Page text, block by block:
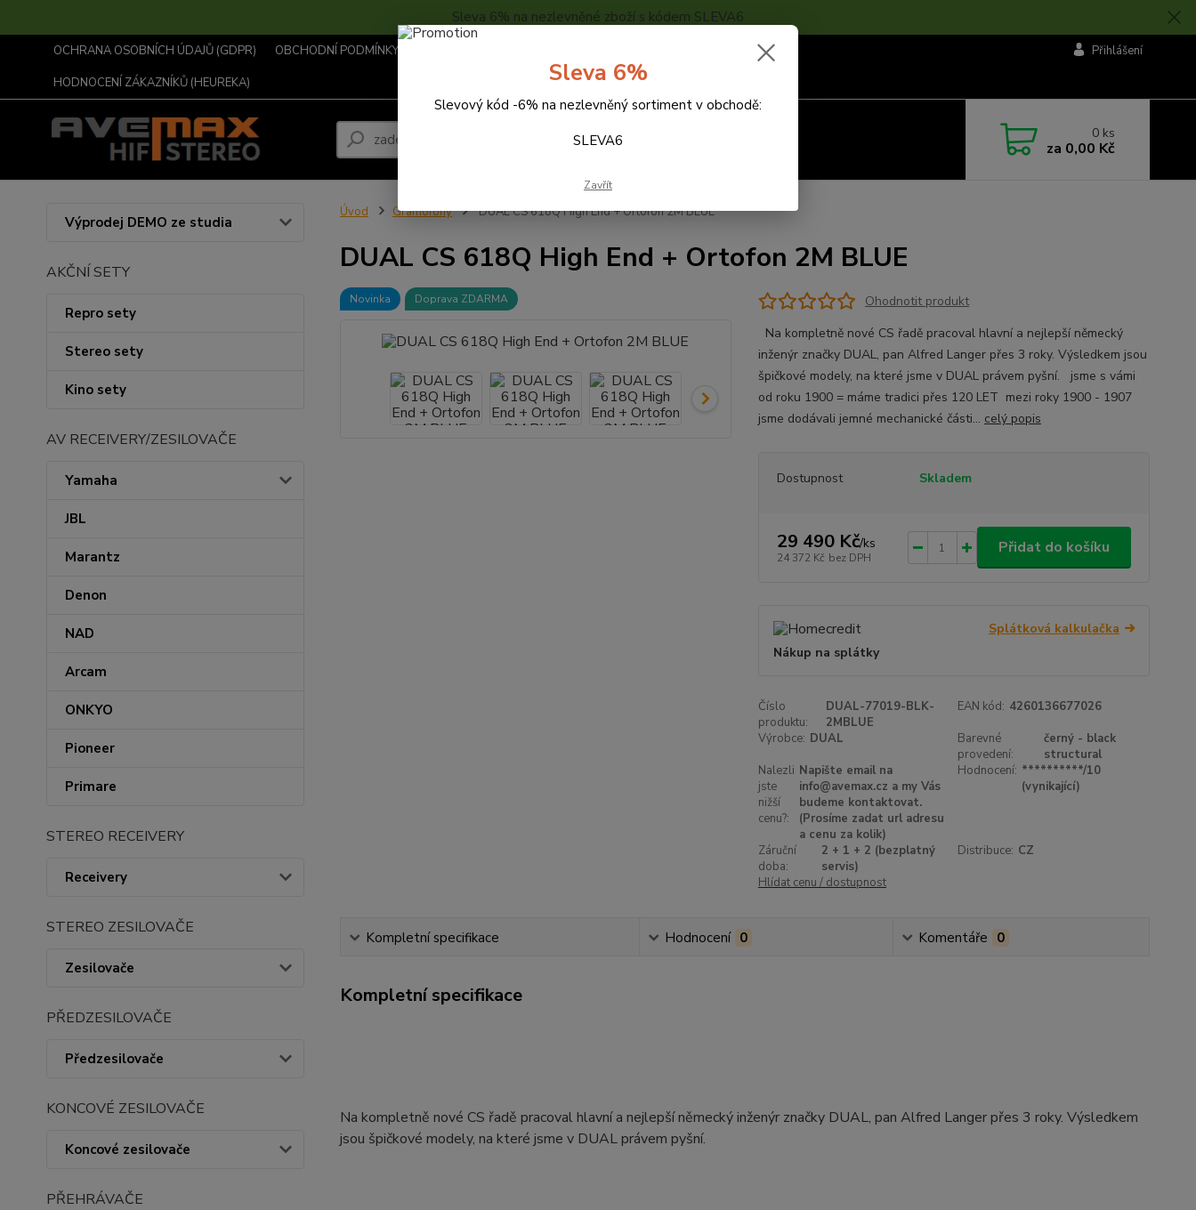
Sleva 6% na nezlevněné zboží s kódem SLEVA6
OCHRANA OSOBNÍCH ÚDAJŮ (GDPR) OBCHODNÍ PODMÍNKY ...
HODNOCENÍ ZÁKAZNÍKŮ (HEUREKA)
Přihlášení
Hledat 0 ks
za 0,00 Kč
Výprodej DEMO ze studia
AKČNÍ SETY
Repro sety
Stereo sety
Kino sety
AV RECEIVERY/ZESILOVAČE
Yamaha
JBL
Marantz
Denon
NAD
Arcam
ONKYO
Pioneer
Primare
STEREO RECEIVERY
Receivery
STEREO ZESILOVAČE
Zesilovače
PŘEDZESILOVAČE
Předzesilovače
KONCOVÉ ZESILOVAČE
Koncové zesilovače
PŘEHRÁVAČE
Úvod Gramofony DUAL CS 618Q High End + Ortofon 2M BLUE
DUAL CS 618Q High End + Ortofon 2M BLUE
Novinka Doprava ZDARMA
Ohodnotit produkt
Na kompletně nové CS řadě pracoval hlavní a nejlepší německý
inženýr značky DUAL, pan Alfred Langer přes 3 roky. Výsledkem jsou
špičkové modely, na které jsme v DUAL právem pyšní. jsme s vámi
od roku 1900 = máme tradici přes 120 LET mezi roky 1900 - 1907
jsme dodávali jemné mechanické části... celý popis
Dostupnost Skladem
29 490 Kč/ks
24 372 Kč bez DPH
Přidat do košíku
Splátková kalkulačka
Nákup na splátky
Číslo
produktu:
DUAL-77019-BLK-
2MBLUE
EAN kód: 4260136677026
Výrobce: DUAL
Barevné
provedení:
černý - black
structural
Nalezli
jste
nižší
cenu?:
Napište email na
info@avemax.cz a my Vás
budeme kontaktovat.
(Prosíme zadat url adresu
a cenu za kolik)
Hodnocení: **********/10
(vynikající)
Záruční
doba:
2 + 1 + 2 (bezplatný
servis)
Distribuce: CZ
Hlídat cenu / dostupnost
Kompletní specifikace Hodnocení 0 Komentáře 0
Kompletní specifikace
Na kompletně nové CS řadě pracoval hlavní a nejlepší německý inženýr značky DUAL, pan Alfred Langer přes 3 roky. Výsledkem
jsou špičkové modely, na které jsme v DUAL právem pyšní.
Sleva 6%
Slevový kód -6% na nezlevněný sortiment v obchodě:
SLEVA6
Zavřít